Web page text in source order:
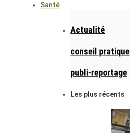
Santé
Actualité
conseil pratique
publi-reportage
Les plus récents